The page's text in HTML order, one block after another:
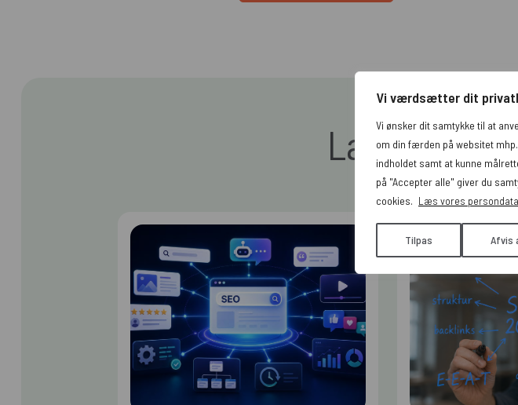
Vi værdsætter dit
Vi ønsker dit samtykke til at
om din færden på websitet
indholdet samt at kunne
på "Accepter alle" giver du
cookies. Læs vores
Tilpas Afvis
Læs vores